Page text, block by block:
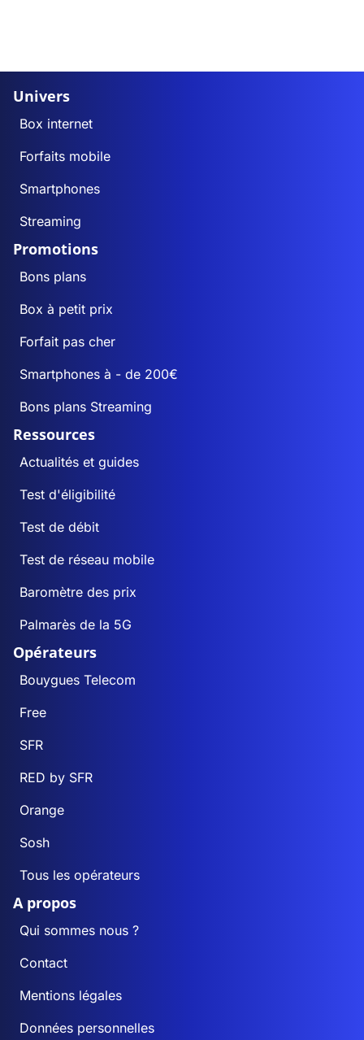
Univers
Box internet
Forfaits mobile
Smartphones
Streaming
Promotions
Bons plans
Box à petit prix
Forfait pas cher
Smartphones à - de 200€
Bons plans Streaming
Ressources
Actualités et guides
Test d'éligibilité
Test de débit
Test de réseau mobile
Baromètre des prix
Palmarès de la 5G
Opérateurs
Bouygues Telecom
Free
SFR
RED by SFR
Orange
Sosh
Tous les opérateurs
A propos
Qui sommes nous ?
Contact
Mentions légales
Données personnelles